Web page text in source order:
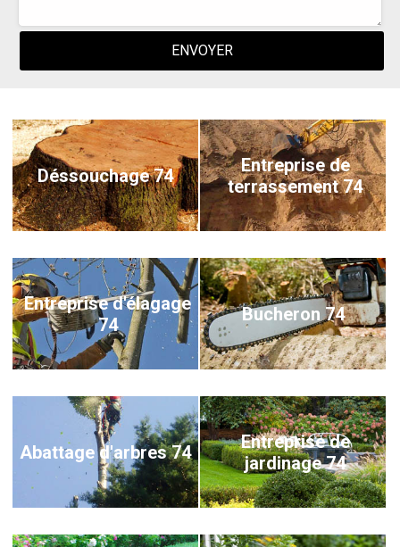
Déssouchage 74
Entreprise de
terrassement 74
Entreprise d'élagage
74
Bucheron 74
Abattage d'arbres 74
Entreprise de
jardinage 74